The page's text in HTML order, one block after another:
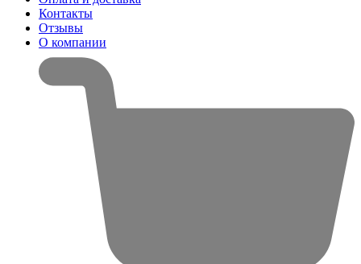
Контакты
Отзывы
О компании